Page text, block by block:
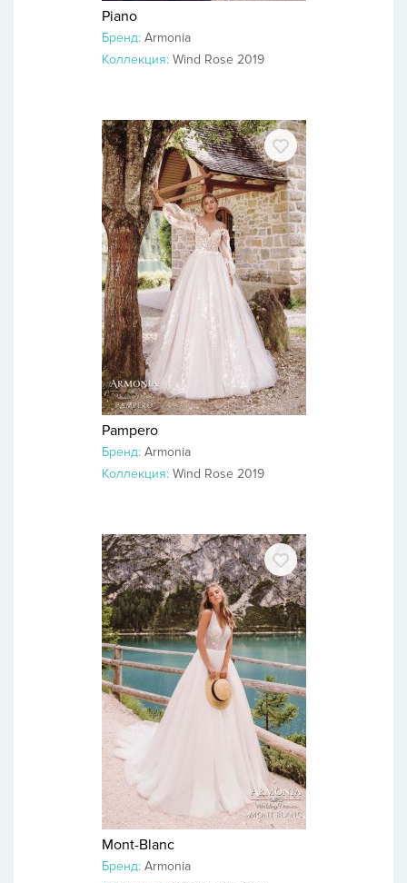
Piano
Бренд: Armonia
Коллекция: Wind Rose 2019
Pampero
Бренд: Armonia
Коллекция: Wind Rose 2019
Mont-Blanc
Бренд: Armonia